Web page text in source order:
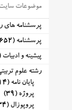
موضوعات
پرسشنامه های
پرسشنامه (1,652)
پیشینه و ادبیات
رشته علوم
پایان نامه (114)
پروژه (39)
پروپوزال (34)